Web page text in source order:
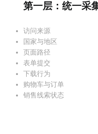
第一层：统一采
访问来源
国家与地区
页面路径
表单提交
下载行为
购物车与订单
销售线索状态